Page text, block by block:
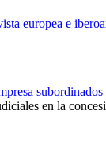
europea e
en la